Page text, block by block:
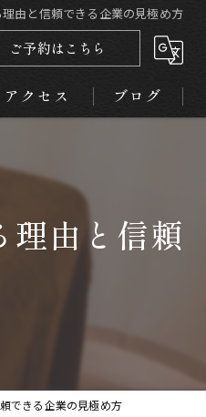
由と信頼できる企業の見極め方
ご予約はこちら
アクセス ブログ
理由と信頼
できる企業の見極め方